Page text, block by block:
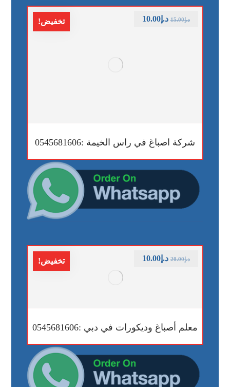
تخفيض!
شركة اصباغ في راس الخيمة :0545681606
د.إ15.00 د.إ10.00
تخفيض!
معلم أصباغ وديكورات في دبي :0545681606
د.إ20.00 د.إ10.00